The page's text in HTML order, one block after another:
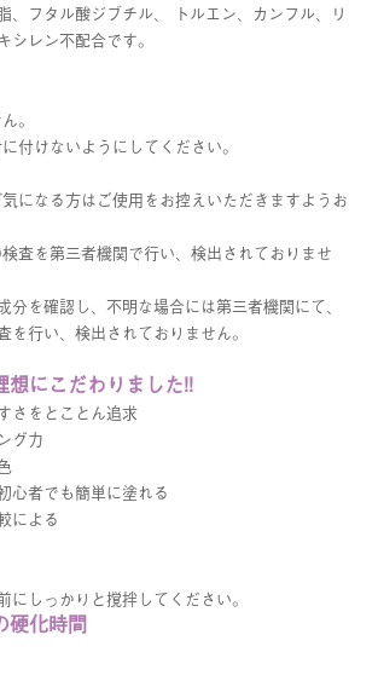
、フタル酸ジブチル、 トルエン、カンフル、リ
シレン不配合です。
。
付けないようにしてください。
になる方はご使用をお控えいただきますようお
査を第三者機関で行い、検出されておりませ
を確認し、不明な場合には第三者機関にて、
を行い、検出されておりません。
にこだわりました!!
さをとことん追求
グ力
心者でも簡単に塗れる
による
にしっかりと撹拌してください。
硬化時間